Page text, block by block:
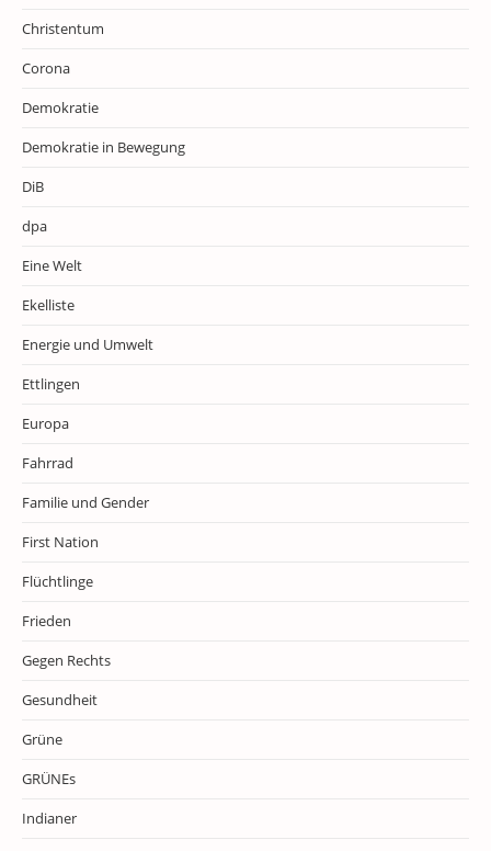
Christentum
Corona
Demokratie
Demokratie in Bewegung
DiB
dpa
Eine Welt
Ekelliste
Energie und Umwelt
Ettlingen
Europa
Fahrrad
Familie und Gender
First Nation
Flüchtlinge
Frieden
Gegen Rechts
Gesundheit
Grüne
GRÜNEs
Indianer